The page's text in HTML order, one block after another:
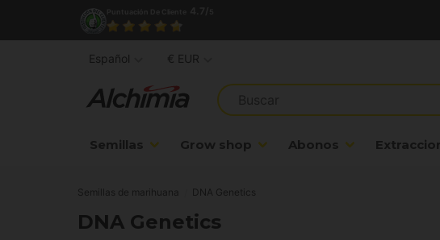
Semillas Grow shop Abonos
Español € EUR
Semillas de marihuana DNA Genetics
DNA Genetics